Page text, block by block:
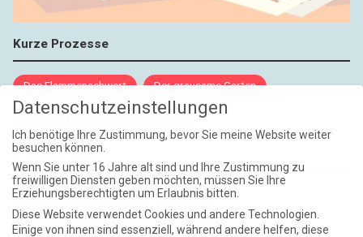
Kurze Prozesse
Das Flammenschwert Der grausame Garten
NIEMALS UND AUCH DANN NICHT
Weite Reisen
Atlantische Turbulenzen DIE ELF
Die Zeit der Ringelblumen ist vorbei Europa im Kopf
Datenschutzeinstellungen
Ich benötige Ihre Zustimmung, bevor Sie meine Website weiter
besuchen können.
Wenn Sie unter 16 Jahre alt sind und Ihre Zustimmung zu
freiwilligen Diensten geben möchten, müssen Sie Ihre
Erziehungsberechtigten um Erlaubnis bitten.
Diese Website verwendet Cookies und andere Technologien.
Einige von ihnen sind essenziell, während andere helfen, diese